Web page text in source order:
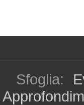
Sfoglia: